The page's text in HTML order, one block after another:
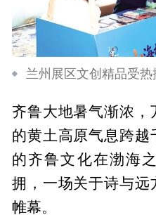
兰州展区文创精品受热
齐鲁大地暑气渐浓，
的黄土高原气息跨越
的齐鲁文化在渤海
拥，一场关于诗与远
帷幕。